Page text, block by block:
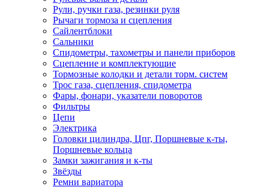
Рули, ручки газа, резинки руля
Рычаги тормоза и сцепления
Сайлентблоки
Сальники
Спидометры, тахометры и панели приборов
Сцепление и комплектующие
Тормозные колодки и детали торм. систем
Трос газа, сцепления, спидометра
Фары, фонари, указатели поворотов
Фильтры
Цепи
Электрика
Головки цилиндра, Цпг, Поршневые к-ты,
Поршневые кольца
Замки зажигания и к-ты
Звёзды
Ремни вариатора